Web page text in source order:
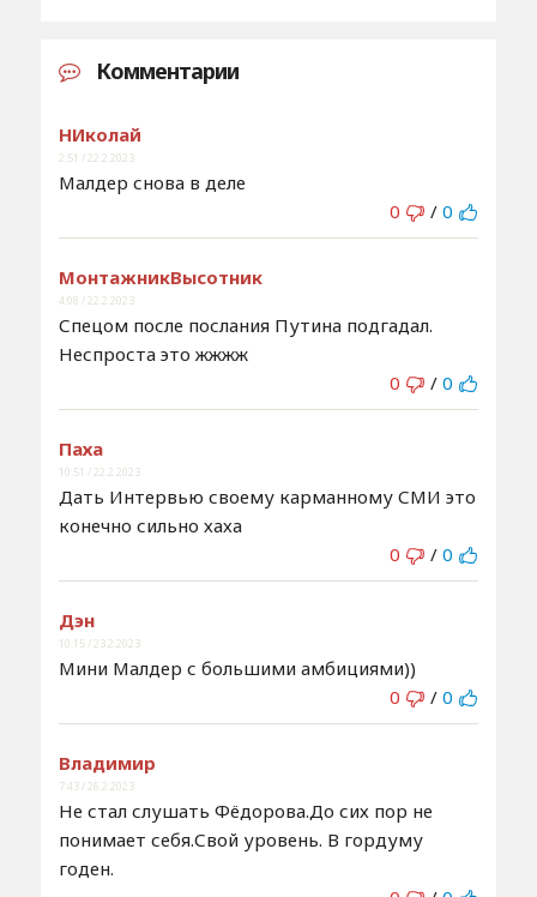
Комментарии
НИколай
2:51 / 22.2.2023
Малдер снова в деле
0
/ 0
МонтажникВысотник
4:08 / 22.2.2023
Спецом после послания Путина подгадал.
Неспроста это жжжж
0
/ 0
Паха
10:51 / 22.2.2023
Дать Интервью своему карманному СМИ это
конечно сильно хаха
0
/ 0
Дэн
10:15 / 23.2.2023
Мини Малдер с большими амбициями))
0
/ 0
Владимир
7:43 / 26.2.2023
Не стал слушать Фёдорова.До сих пор не
понимает себя.Свой уровень. В гордуму
годен.